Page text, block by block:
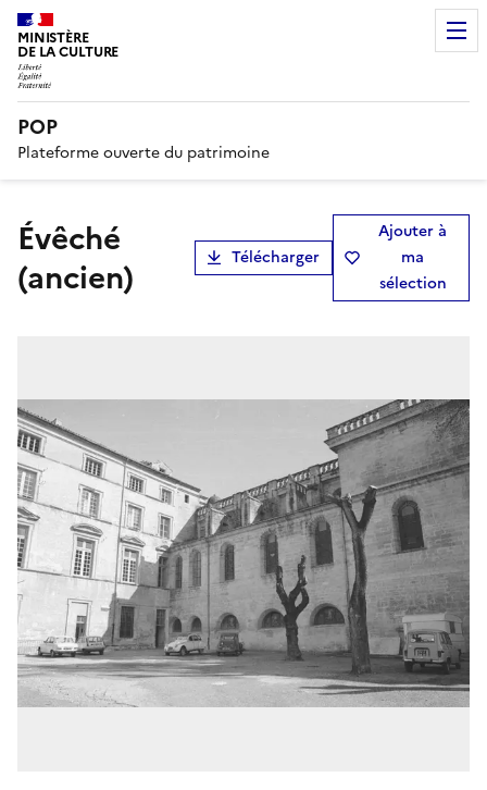
MINISTÈRE
DE LA CULTURE
POP
Plateforme ouverte du patrimoine
évêché
(ancien)
Télécharger
Ajouter à
ma
sélection